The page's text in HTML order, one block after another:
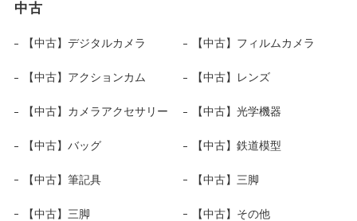
中古
【中古】デジタルカメラ 【中古】フィルムカメラ
【中古】アクションカム 【中古】レンズ
【中古】カメラアクセサリー 【中古】光学機器
【中古】バッグ 【中古】鉄道模型
【中古】筆記具 【中古】三脚
【中古】三脚 【中古】その他